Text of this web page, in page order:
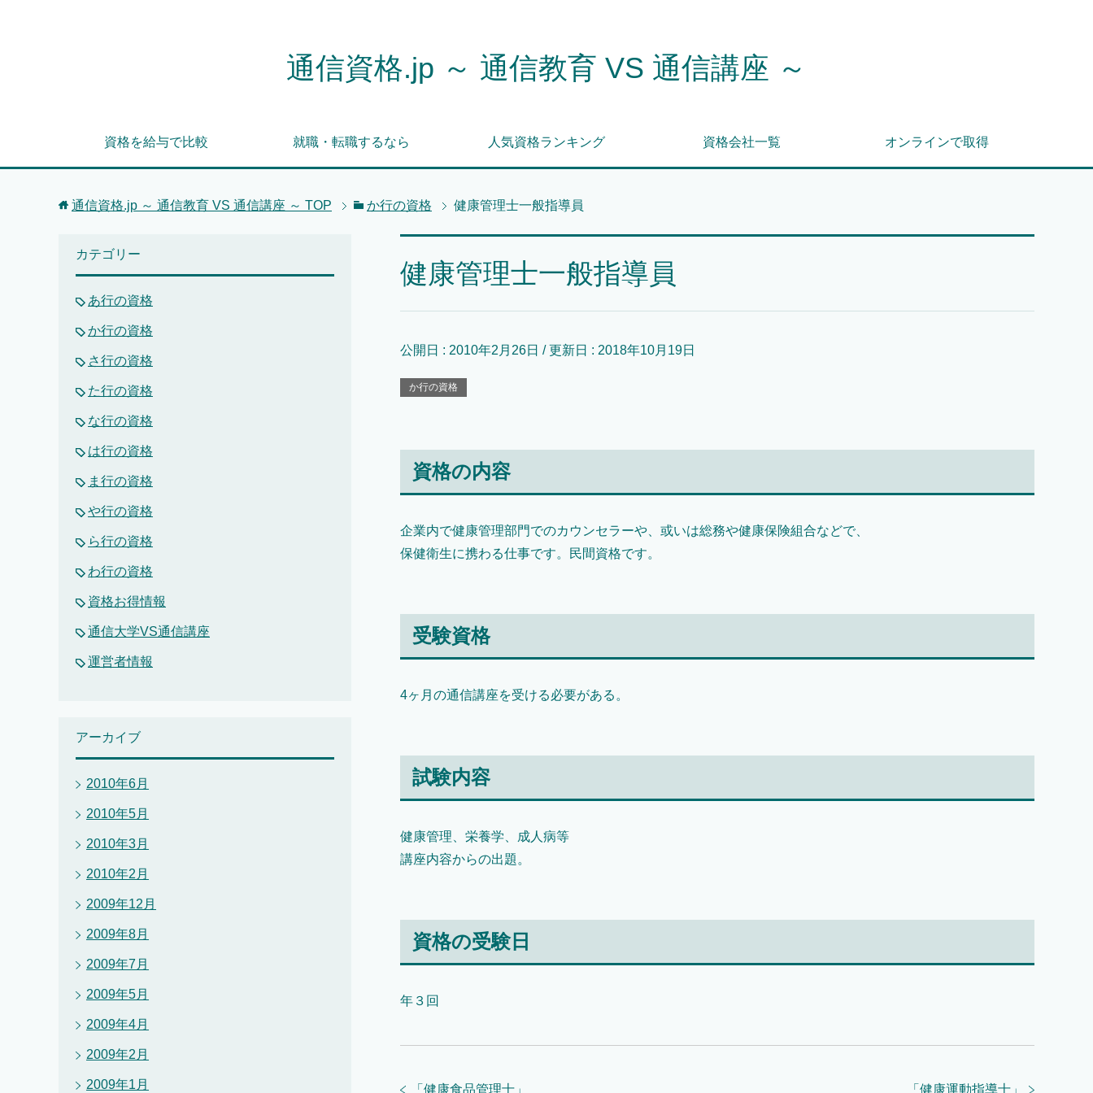
通信資格.jp ～ 通信教育 VS 通信講座 ～
資格を給与で比較 就職・転職するなら 人気資格ランキング 資格会社一覧 オンラインで取得
通信資格.jp ～ 通信教育 VS 通信講座 ～ TOP か行の資格 健康管理士一般指導員
健康管理士一般指導員
公開日 : 2010年2月26日 / 更新日 : 2018年10月19日
か行の資格
資格の内容
企業内で健康管理部門でのカウンセラーや、或いは総務や健康保険組合などで、
保健衛生に携わる仕事です。民間資格です。
受験資格
4ヶ月の通信講座を受ける必要がある。
試験内容
健康管理、栄養学、成人病等
講座内容からの出題。
資格の受験日
年３回
「 健康運動指導士 」
「 健康食品管理士 」
カテゴリー
あ行の資格
か行の資格
さ行の資格
た行の資格
な行の資格
は行の資格
ま行の資格
や行の資格
ら行の資格
わ行の資格
資格お得情報
通信大学VS通信講座
運営者情報
アーカイブ
2010年6月
2010年5月
2010年3月
2010年2月
2009年12月
2009年8月
2009年7月
2009年5月
2009年4月
2009年2月
2009年1月